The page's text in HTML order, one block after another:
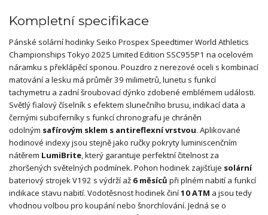
Kompletní specifikace
Pánské solární hodinky Seiko Prospex Speedtimer World Athletics
Championships Tokyo 2025 Limited Edition SSC955P1 na ocelovém
náramku s překlápěcí sponou. Pouzdro z nerezové oceli s kombinací
matování a lesku má průměr 39 milimetrů, lunetu s funkcí
tachymetru a zadní šroubovací dýnko zdobené emblémem události.
Světlý fialový číselník s efektem slunečního brusu, indikací data a
černými subciferníky s funkcí chronografu je chráněn
odolným safírovým sklem s antireflexní vrstvou. Aplikované
hodinové indexy jsou stejně jako ručky pokryty luminiscenčním
nátěrem LumiBrite, který garantuje perfektní čitelnost za
zhoršených světelných podmínek. Pohon hodinek zajišťuje solární
bateriový strojek V192 s výdrží až 6 měsíců při plném nabití a funkcí
indikace stavu nabití. Vodotěsnost hodinek činí10 ATM a jsou tedy
vhodnou volbou pro koupání nebo šnorchlování. Jedná se o